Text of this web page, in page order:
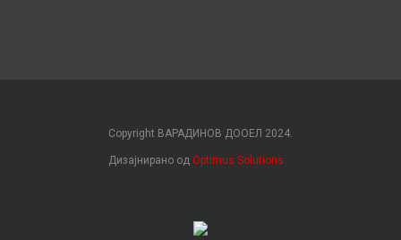
Copyright ВАРАДИНОВ ДООЕЛ 2024.
Дизајнирано од Optimus Solutions